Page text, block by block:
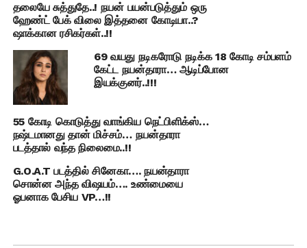
தலையே சுத்துதே..! நயன் பயன்படுத்தும் ஒரு
ஹேண்ட் பேக் விலை இத்தனை கோடியா..?
ஷாக்கான ரசிகர்கள்..!!
69 வயது நடிகரோடு நடிக்க 18 கோடி சம்பளம்
கேட்ட நயன்தாரா… ஆடிப்போன
இயக்குனர்..!!!
55 கோடி கொடுத்து வாங்கிய நெட்பிளிக்ஸ்…
நஷ்டமானது தான் மிச்சம்… நயன்தாரா
படத்தால் வந்த நிலைமை..!!
G.O.A.T படத்தில் சினேகா…. நயன்தாரா
சொன்ன அந்த விஷயம்…. உண்மையை
ஓபனாக பேசிய VP…!!